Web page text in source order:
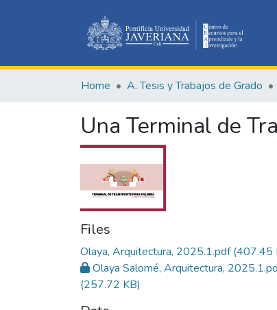
Home A. Tesis y Trabajos de Grado
Una Terminal de
Files
Olaya, Arquitectura, 2025.1.pdf(407.45
Olaya Salomé, Arquitectura,
(257.72 KB)